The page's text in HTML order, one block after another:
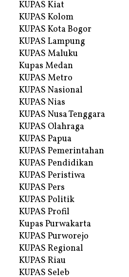
KUPAS Kiat
KUPAS Kolom
KUPAS Kota Bogor
KUPAS Lampung
KUPAS Maluku
Kupas Medan
KUPAS Metro
KUPAS Nasional
KUPAS Nias
KUPAS Nusa Tenggara
KUPAS Olahraga
KUPAS Papua
KUPAS Pemerintahan
KUPAS Pendidikan
KUPAS Peristiwa
KUPAS Pers
KUPAS Politik
KUPAS Profil
Kupas Purwakarta
KUPAS Purworejo
KUPAS Regional
KUPAS Riau
KUPAS Seleb